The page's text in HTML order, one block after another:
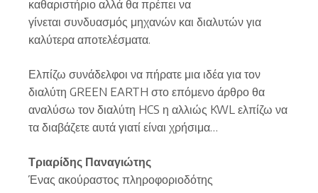
καθαριστήριο αλλά θα πρέπει να
γίνεται συνδυασμός μηχανών και διαλυτών για
καλύτερα αποτελέσματα.
Ελπίζω συνάδελφοι να πήρατε μια ιδέα για τον
διαλύτη GREEN EARTH στο επόμενο άρθρο θα
αναλύσω τον διαλύτη HCS η αλλιώς KWL ελπίζω να
τα διαβάζετε αυτά γιατί είναι χρήσιμα…
Τριαρίδης Παναγιώτης
Ένας ακούραστος πληροφοριοδότης